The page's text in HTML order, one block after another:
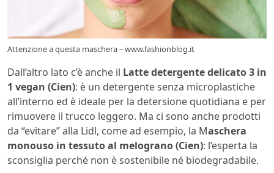
Attenzione a questa maschera – www.fashionblog.it
Dall’altro lato c’è anche il Latte detergente delicato 3 in
1 vegan (Cien): è un detergente senza microplastiche
all’interno ed è ideale per la detersione quotidiana e per
rimuovere il trucco leggero. Ma ci sono anche prodotti
da “evitare” alla Lidl, come ad esempio, la Maschera
monouso in tessuto al melograno (Cien): l’esperta la
sconsiglia perché non è sostenibile né biodegradabile.